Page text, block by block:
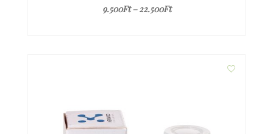
9.500Ft–22.500Ft